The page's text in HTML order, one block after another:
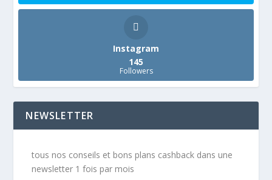
Instagram
145
Followers
NEWSLETTER
tous nos conseils et bons plans cashback dans une
newsletter 1 fois par mois